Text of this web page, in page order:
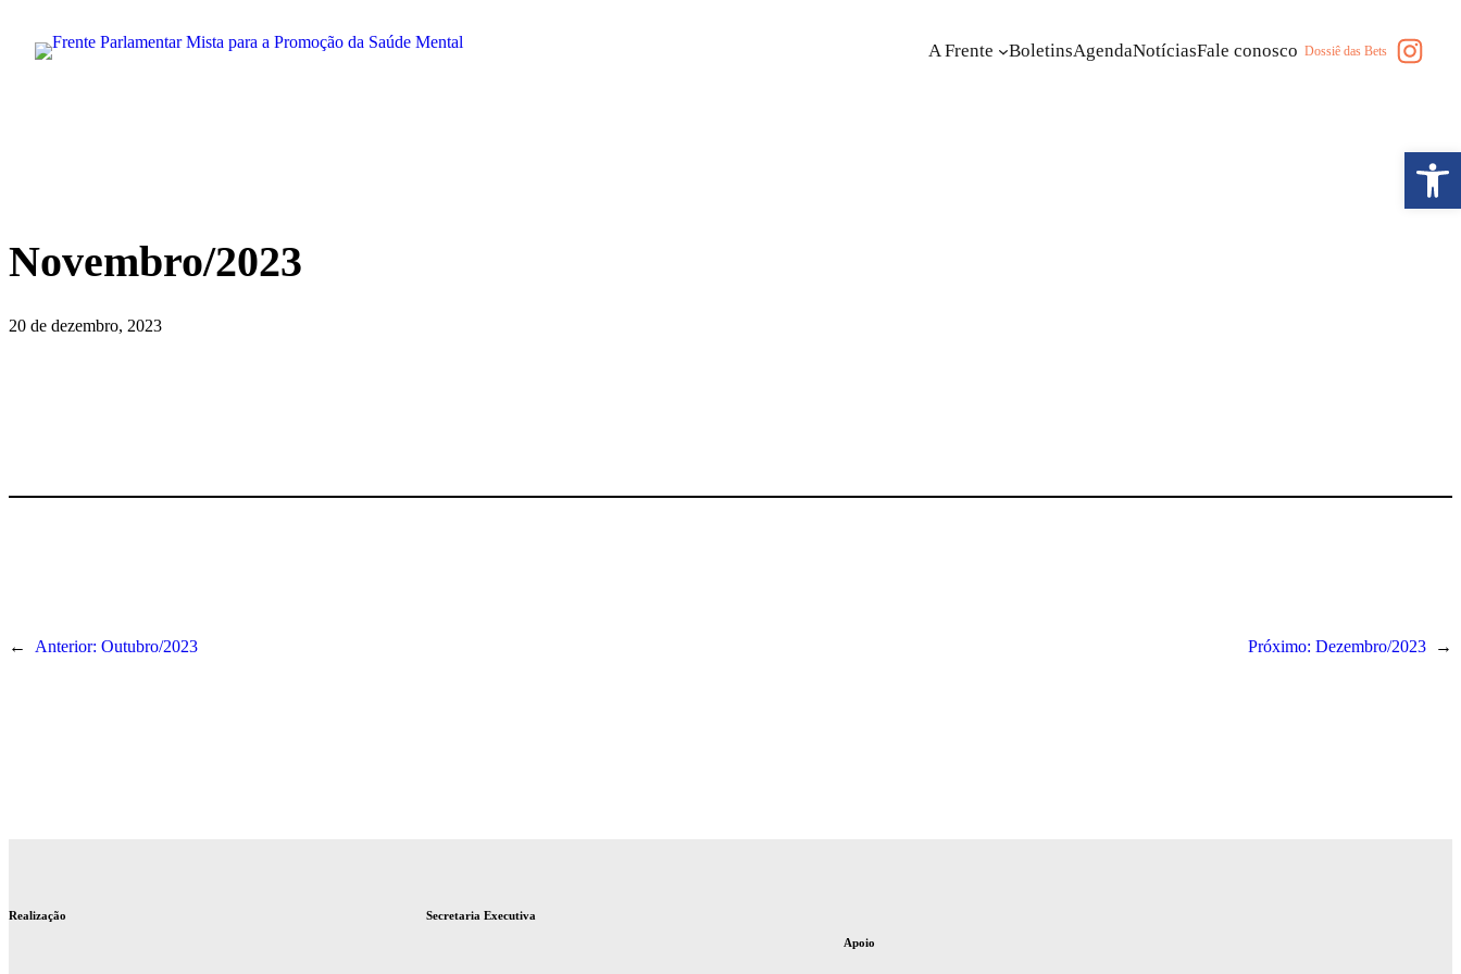
Abrir a
A Frente BoletinsAgendaNotíciasFale conosco Dossiê das Bets
Novembro/2023
20 de dezembro, 2023
← Anterior: Outubro/2023 Próximo: Dezembro/2023 →
Realização Secretaria Executiva
Apoio